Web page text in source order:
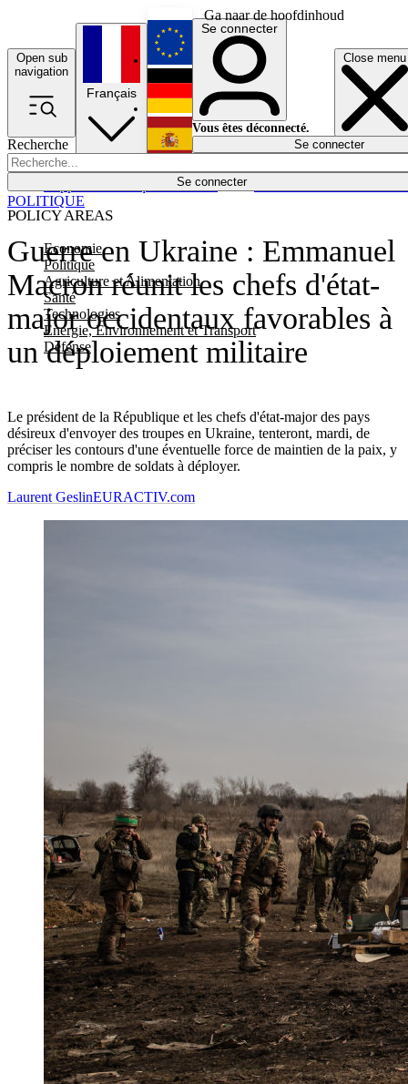
Ga naar de hoofdinhoud
Open sub
navigation
Close menu
Recherche
Se connecter
POLICY AREAS
Economie
Politique
Agriculture et Alimentation
Santé
Technologies
Energie, Environnement et Transport
Défense
Économie
Français
English
Deutsch
Español
Se connecter
Vous êtes déconnecté.
Se connecter
Guerre en Ukraine : Emmanuel
Macron réunit les chefs d'état-
major occidentaux favorables à
un déploiement militaire
Le président de la République et les chefs d'état-major des pays
désireux d'envoyer des troupes en Ukraine, tenteront, mardi, de
préciser les contours d'une éventuelle force de maintien de la paix, y
compris le nombre de soldats à déployer.
POLITIQUE
Laurent GeslinEURACTIV.com